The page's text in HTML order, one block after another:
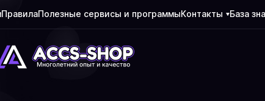
ПравилаПолезные сервисы и программыКонтакты База